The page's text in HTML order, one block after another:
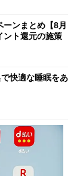
ンまとめ【8月
ト還元の施策
で快適な睡眠をあ